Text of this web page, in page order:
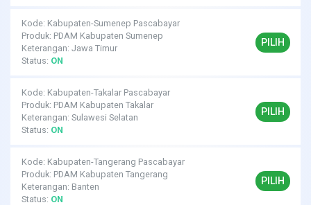
Kode: Kabupaten-Sumenep Pascabayar
Produk: PDAM Kabupaten Sumenep
Keterangan: Jawa Timur
Status: ON
PILIH
Kode: Kabupaten-Takalar Pascabayar
Produk: PDAM Kabupaten Takalar
Keterangan: Sulawesi Selatan
Status: ON
PILIH
Kode: Kabupaten-Tangerang Pascabayar
Produk: PDAM Kabupaten Tangerang
Keterangan: Banten
Status: ON
PILIH